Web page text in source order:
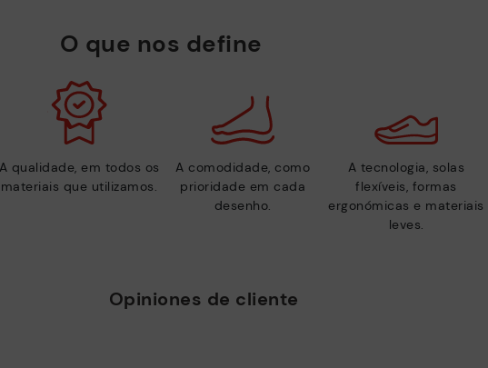
O que nos define
qualidade, em todos os
materiais que utilizamos.
A comodidade, como
prioridade em cada
desenho.
A tecnologia, solas
flexíveis, formas
ergonómicas e materiais
leves.
Opiniones de cliente